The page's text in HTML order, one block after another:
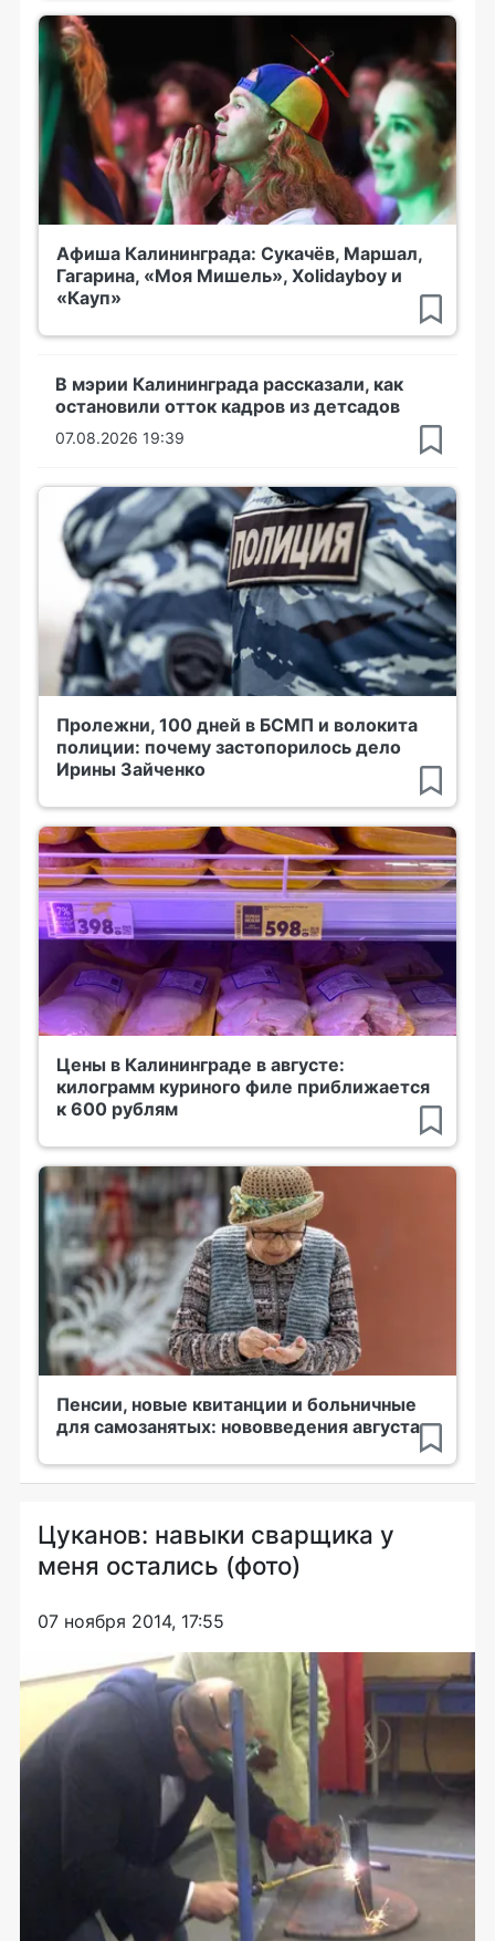
Афиша Калининграда: Сукачёв, Маршал,
Гагарина, «Моя Мишель», Xolidayboy и
«Кауп»
В мэрии Калининграда рассказали, как
остановили отток кадров из детсадов
07.08.2026 19:39
Пролежни, 100 дней в БСМП и волокита
полиции: почему застопорилось дело
Ирины Зайченко
Цены в Калининграде в августе:
килограмм куриного филе приближается
к 600 рублям
Пенсии, новые квитанции и больничные
для самозанятых: нововведения августа
Цуканов: навыки сварщика у
меня остались (фото)
07 ноября 2014, 17:55